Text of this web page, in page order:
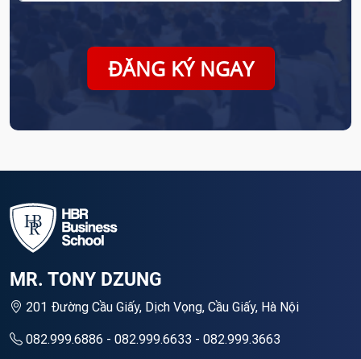
ĐĂNG KÝ NGAY
MR. TONY DZUNG
201 Đường Cầu Giấy, Dịch Vọng, Cầu Giấy, Hà Nội
082.999.6886 - 082.999.6633 - 082.999.3663